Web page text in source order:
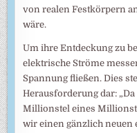
von realen Festkörpern
wäre.
Um ihre Entdeckung zu
elektrische Ströme
Spannung fließen. Dies
Herausforderung dar:
Millionstel eines
wir einen gänzlich neuen